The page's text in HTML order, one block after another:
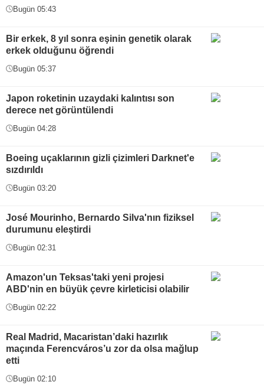
Bugün 05:43
Bir erkek, 8 yıl sonra eşinin genetik olarak
erkek olduğunu öğrendi
Bugün 05:37
Japon roketinin uzaydaki kalıntısı son
derece net görüntülendi
Bugün 04:28
Boeing uçaklarının gizli çizimleri Darknet'e
sızdırıldı
Bugün 03:20
José Mourinho, Bernardo Silva'nın fiziksel
durumunu eleştirdi
Bugün 02:31
Amazon'un Teksas'taki yeni projesi
ABD'nin en büyük çevre kirleticisi olabilir
Bugün 02:22
Real Madrid, Macaristan’daki hazırlık
maçında Ferencváros’u zor da olsa mağlup
etti
Bugün 02:10